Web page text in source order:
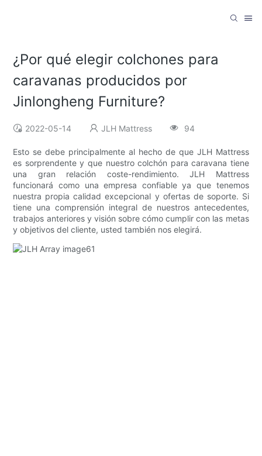
¿Por qué elegir colchones para
caravanas producidos por
Jinlongheng Furniture?
2022-05-14 JLH Mattress 94
Esto se debe principalmente al hecho de que JLH Mattress
es sorprendente y que nuestro colchón para caravana tiene
una gran relación coste-rendimiento. JLH Mattress
funcionará como una empresa confiable ya que tenemos
nuestra propia calidad excepcional y ofertas de soporte. Si
tiene una comprensión integral de nuestros antecedentes,
trabajos anteriores y visión sobre cómo cumplir con las metas
y objetivos del cliente, usted también nos elegirá.